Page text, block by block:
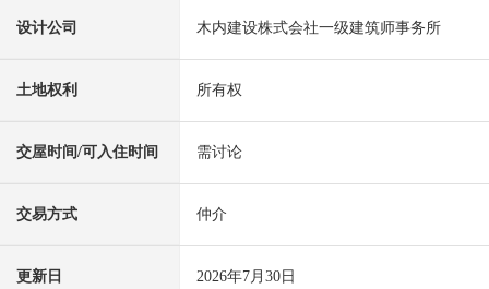
设计公司 木内建设株式会社一级建筑师事务所
土地权利 所有权
交屋时间/可入住时间 需讨论
交易方式 仲介
更新日 2026年7月30日